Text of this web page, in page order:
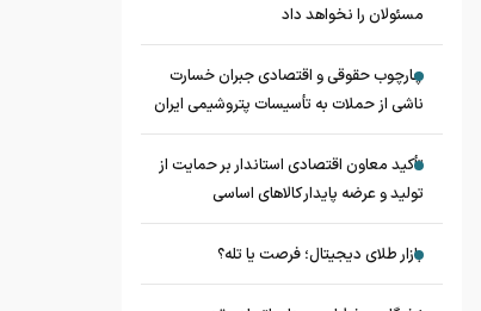
مسئولان را نخواهد داد
چارچوب حقوقی و اقتصادی جبران خسارت
ناشی از حملات به تأسیسات پتروشیمی ایران
تأکید معاون اقتصادی استاندار بر حمایت از
تولید و عرضه پایدار کالاهای اساسی
بازار طلای دیجیتال؛ فرصت یا تله؟